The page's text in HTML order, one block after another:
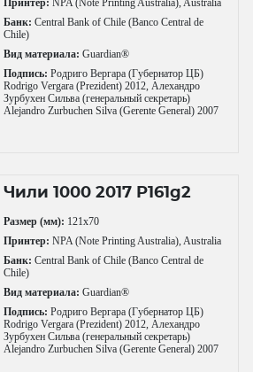
Принтер: NPA (Note Printing Australia), Australia
Банк: Central Bank of Chile (Banco Central de
Chile)
Вид материала: Guardian®
Подпись: Родриго Вергара (Губернатор ЦБ)
Rodrigo Vergara (Prezident) 2012, Алехандро
Зурбухен Сильва (генеральный секретарь)
Alejandro Zurbuchen Silva (Gerente General) 2007
Чили 1000 2017 P161g2
Размер (мм): 121x70
Принтер: NPA (Note Printing Australia), Australia
Банк: Central Bank of Chile (Banco Central de
Chile)
Вид материала: Guardian®
Подпись: Родриго Вергара (Губернатор ЦБ)
Rodrigo Vergara (Prezident) 2012, Алехандро
Зурбухен Сильва (генеральный секретарь)
Alejandro Zurbuchen Silva (Gerente General) 2007